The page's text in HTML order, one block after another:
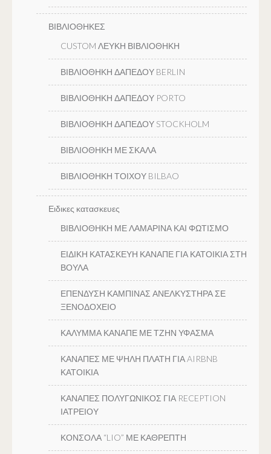
ΒΙΒΛΙΟΘΗΚΕΣ
CUSTOM ΛΕΥΚΗ ΒΙΒΛΙΟΘΗΚΗ
ΒΙΒΛΙΟΘΗΚΗ ΔΑΠΕΔΟΥ BERLIN
ΒΙΒΛΙΟΘΗΚΗ ΔΑΠΕΔΟΥ PORTO
ΒΙΒΛΙΟΘΗΚΗ ΔΑΠΕΔΟΥ STOCKHOLM
ΒΙΒΛΙΟΘΗΚΗ ΜΕ ΣΚΑΛΑ
ΒΙΒΛΙΟΘΗΚΗ ΤΟΙΧΟΥ BILBAO
Ειδικες κατασκευες
ΒΙΒΛΙΟΘΗΚΗ ΜΕ ΛΑΜΑΡΙΝΑ ΚΑΙ ΦΩΤΙΣΜΟ
ΕΙΔΙΚΗ ΚΑΤΑΣΚΕΥΗ ΚΑΝΑΠΕ ΓΙΑ ΚΑΤΟΙΚΙΑ ΣΤΗ
ΒΟΥΛΑ
ΕΠΕΝΔΥΣΗ ΚΑΜΠΙΝΑΣ ΑΝΕΛΚΥΣΤΗΡΑ ΣΕ
ΞΕΝΟΔΟΧΕΙΟ
ΚΑΛΥΜΜΑ ΚΑΝΑΠΕ ΜΕ ΤΖΗΝ ΥΦΑΣΜΑ
ΚΑΝΑΠΕΣ ΜΕ ΨΗΛΗ ΠΛΑΤΗ ΓΙΑ AIRBNB
ΚΑΤΟΙΚΙΑ
ΚΑΝΑΠΕΣ ΠΟΛΥΓΩΝΙΚΟΣ ΓΙΑ RECEPTION
ΙΑΤΡΕΙΟΥ
ΚΟΝΣΟΛΑ “LIO” ΜΕ ΚΑΘΡΕΠΤΗ